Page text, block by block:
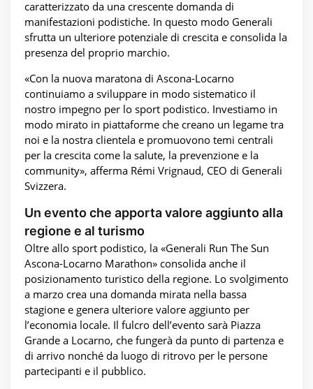
caratterizzato da una crescente domanda di
manifestazioni podistiche. In questo modo Generali
sfrutta un ulteriore potenziale di crescita e consolida la
presenza del proprio marchio.
«Con la nuova maratona di Ascona-Locarno
continuiamo a sviluppare in modo sistematico il
nostro impegno per lo sport podistico. Investiamo in
modo mirato in piattaforme che creano un legame tra
noi e la nostra clientela e promuovono temi centrali
per la crescita come la salute, la prevenzione e la
community», afferma Rémi Vrignaud, CEO di Generali
Svizzera.
Un evento che apporta valore aggiunto alla
regione e al turismo
Oltre allo sport podistico, la «Generali Run The Sun
Ascona-Locarno Marathon» consolida anche il
posizionamento turistico della regione. Lo svolgimento
a marzo crea una domanda mirata nella bassa
stagione e genera ulteriore valore aggiunto per
l’economia locale. Il fulcro dell’evento sarà Piazza
Grande a Locarno, che fungerà da punto di partenza e
di arrivo nonché da luogo di ritrovo per le persone
partecipanti e il pubblico.